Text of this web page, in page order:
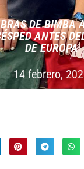
DE BIMBA
ANTES
DE EUROPA
14 febrero,